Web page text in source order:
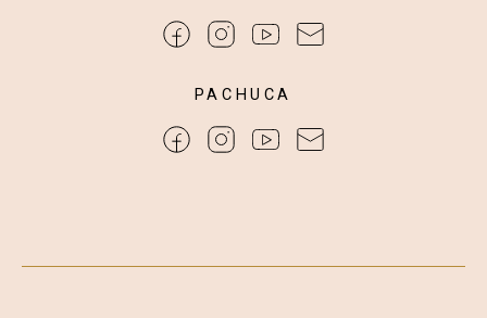
PACHUCA